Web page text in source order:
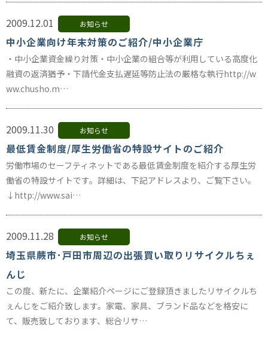
2009.12.01 お知らせ
中小企業向け年末対策のご紹介/中小企業庁
・中小企業資金繰り対策・中小企業の組合等が利用している高度化
融資の返済猶予・下請代金支払遅延等防止法の厳格な執行http://w
ww.chusho.m…
2009.11.30 お知らせ
最低賃金制度/厚生労働省の特設サイトのご紹介
労働市場のセーフティネットである最低賃金制度を紹介する厚生労
働省の特設サイトです。詳細は、下記アドレスより、ご覧下さい。
↓http://www.sai…
2009.11.28 お知らせ
埼玉県蕨市･戸田市周辺の出張買い取りリサイクルちぇ
んじ
この度、新たに、企業紹介ページにご登録頂きましたリサイクルち
ぇんじをご紹介致します。家電、家具、ブランド品などを格安に
て、販売致しております、総合リサ…